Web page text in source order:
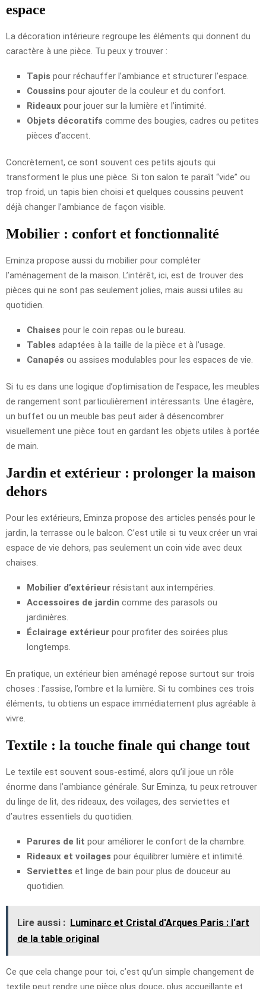
espace
La décoration intérieure regroupe les éléments qui donnent du
caractère à une pièce. Tu peux y trouver :
Tapis pour réchauffer l’ambiance et structurer l’espace.
Coussins pour ajouter de la couleur et du confort.
Rideaux pour jouer sur la lumière et l’intimité.
Objets décoratifs comme des bougies, cadres ou petites
pièces d’accent.
Concrètement, ce sont souvent ces petits ajouts qui
transforment le plus une pièce. Si ton salon te paraît “vide” ou
trop froid, un tapis bien choisi et quelques coussins peuvent
déjà changer l’ambiance de façon visible.
Mobilier : confort et fonctionnalité
Eminza propose aussi du mobilier pour compléter
l’aménagement de la maison. L’intérêt, ici, est de trouver des
pièces qui ne sont pas seulement jolies, mais aussi utiles au
quotidien.
Chaises pour le coin repas ou le bureau.
Tables adaptées à la taille de la pièce et à l’usage.
Canapés ou assises modulables pour les espaces de vie.
Si tu es dans une logique d’optimisation de l’espace, les meubles
de rangement sont particulièrement intéressants. Une étagère,
un buffet ou un meuble bas peut aider à désencombrer
visuellement une pièce tout en gardant les objets utiles à portée
de main.
Jardin et extérieur : prolonger la maison
dehors
Pour les extérieurs, Eminza propose des articles pensés pour le
jardin, la terrasse ou le balcon. C’est utile si tu veux créer un vrai
espace de vie dehors, pas seulement un coin vide avec deux
chaises.
Mobilier d’extérieur résistant aux intempéries.
Accessoires de jardin comme des parasols ou
jardinières.
Éclairage extérieur pour profiter des soirées plus
longtemps.
En pratique, un extérieur bien aménagé repose surtout sur trois
choses : l’assise, l’ombre et la lumière. Si tu combines ces trois
éléments, tu obtiens un espace immédiatement plus agréable à
vivre.
Textile : la touche finale qui change tout
Le textile est souvent sous-estimé, alors qu’il joue un rôle
énorme dans l’ambiance générale. Sur Eminza, tu peux retrouver
du linge de lit, des rideaux, des voilages, des serviettes et
d’autres essentiels du quotidien.
Parures de lit pour améliorer le confort de la chambre.
Rideaux et voilages pour équilibrer lumière et intimité.
Serviettes et linge de bain pour plus de douceur au
quotidien.
Lire aussi : Luminarc et Cristal d'Arques Paris : l'art
de la table original
Ce que cela change pour toi, c’est qu’un simple changement de
textile peut rendre une pièce plus douce, plus accueillante et